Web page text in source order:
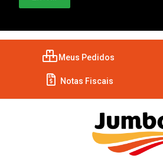
Meus Pedidos
Notas Fiscais